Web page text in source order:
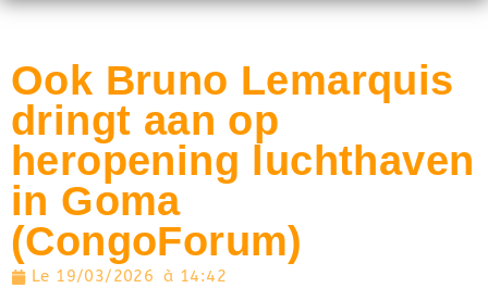
Ook Bruno Lemarquis
dringt aan op
heropening luchthaven
in Goma
(CongoForum)
Le 19/03/2026 à 14:42